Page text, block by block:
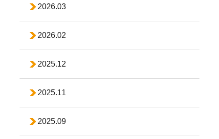
2026.03
2026.02
2025.12
2025.11
2025.09